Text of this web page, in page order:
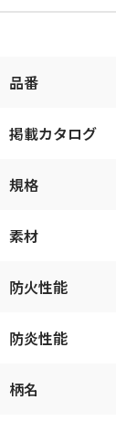
品番
掲載カタログ
規格
素材
防火性能
防炎性能
柄名